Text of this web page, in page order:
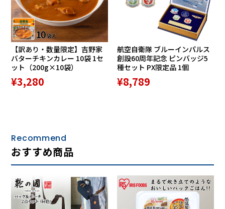
【訳あり・数量限定】吉野家
バターチキンカレー 10袋 1セ
ット（200g×10袋）
¥3,280
航空自衛隊 ブルーインパルス
創設60周年記念 ピンバッジ5
種セット PX限定品 1個
¥8,789
Recommend
おすすめ商品